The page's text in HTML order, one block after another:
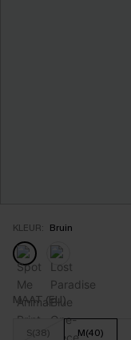
KLEUR: Bruin
MAAT (EU)
S(38) M(40)